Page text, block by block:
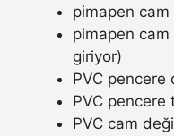
pimapen
pimapen
giriyor)
PVC pencere
PVC pencere
PVC cam